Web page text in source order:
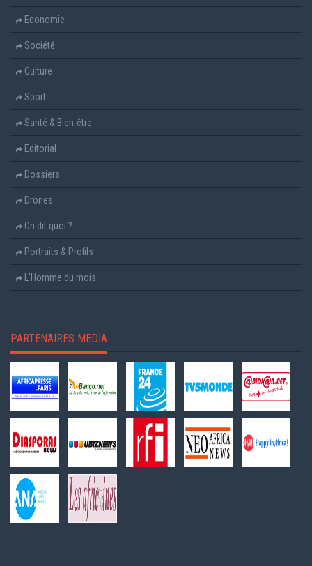
Economie
Société
Culture
Sport
Santé & Bien-être
Editorial
Dossiers
Drones
On dit quoi ?
Portraits & Profils
L'Homme du mois
PARTENAIRES MEDIA